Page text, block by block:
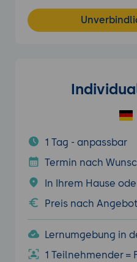
1 Tag - anpassbar
Termin nach
In Ihrem Hause
Preis nach Angebot
Lernumgebung in
1 Teilnehmender =